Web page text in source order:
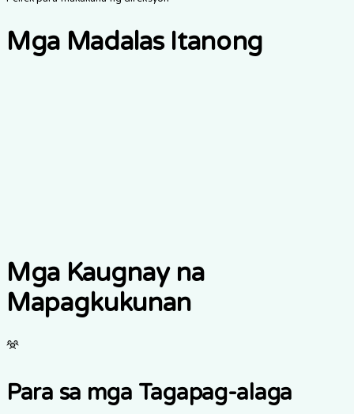
Mga Madalas Itanong
Mga Kaugnay na
Mapagkukunan
Para sa mga Tagapag-alaga